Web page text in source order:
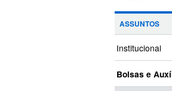
ASSUNTOS
Institucional
Bolsas e